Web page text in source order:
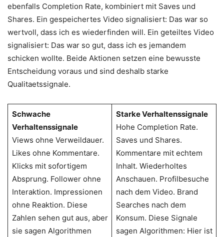
ebenfalls Completion Rate, kombiniert mit Saves und
Shares. Ein gespeichertes Video signalisiert: Das war so
wertvoll, dass ich es wiederfinden will. Ein geteiltes Video
signalisiert: Das war so gut, dass ich es jemandem
schicken wollte. Beide Aktionen setzen eine bewusste
Entscheidung voraus und sind deshalb starke
Qualitaetssignale.
Schwache
Verhaltenssignale
Views ohne Verweildauer.
Likes ohne Kommentare.
Klicks mit sofortigem
Absprung. Follower ohne
Interaktion. Impressionen
ohne Reaktion. Diese
Zahlen sehen gut aus, aber
sie sagen Algorithmen
Starke Verhaltenssignale
Hohe Completion Rate.
Saves und Shares.
Kommentare mit echtem
Inhalt. Wiederholtes
Anschauen. Profilbesuche
nach dem Video. Brand
Searches nach dem
Konsum. Diese Signale
sagen Algorithmen: Hier ist